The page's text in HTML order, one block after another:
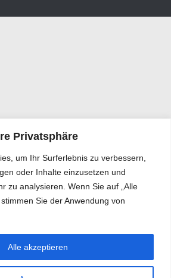
Privatsphäre
um Ihr Surferlebnis zu verbessern,
oder Inhalte einzusetzen und
zu analysieren. Wenn Sie auf „Alle
Sie der Anwendung von
Alle akzeptieren